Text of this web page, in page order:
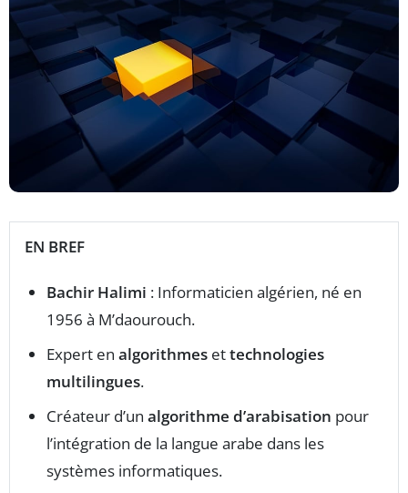
EN BREF
Bachir Halimi : Informaticien algérien, né en
1956 à M’daourouch.
Expert en algorithmes ettechnologies
multilingues.
Créateur d’un algorithme d’arabisation pour
l’intégration de la langue arabe dans les
systèmes informatiques.